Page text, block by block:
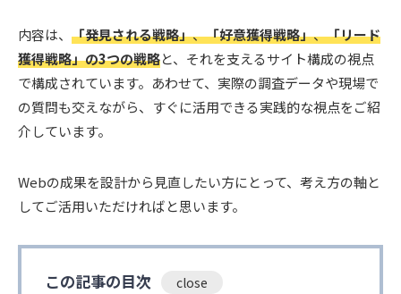
内容は、 「発見される戦略」、「好意獲得戦略」、「リード
獲得戦略」の3つの戦略と、それを支えるサイト構成の視点
で構成されています。あわせて、実際の調査データや現場で
の質問も交えながら、すぐに活用できる実践的な視点をご紹
介しています。
Webの成果を設計から見直したい方にとって、考え方の軸と
してご活用いただければと思います。
この記事の目次